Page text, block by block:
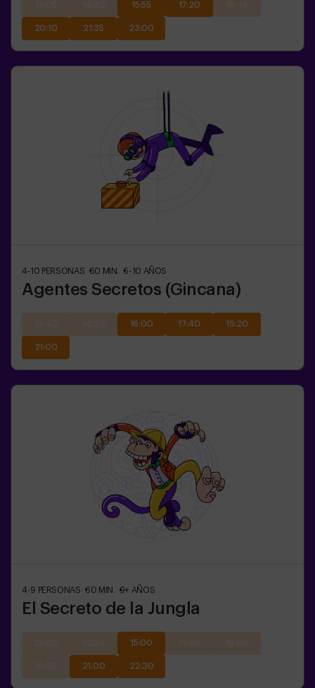
15:55 17:20
20:10 21:35 23:00
4-10 PERSONAS 60 MIN. 6-10 AÑOS
Agentes Secretos (Gincana)
16:00 17:40 19:20
21:00
4-9 PERSONAS 60 MIN. 9+ AÑOS
El Secreto de la Jungla
15:00
21:00 22:30